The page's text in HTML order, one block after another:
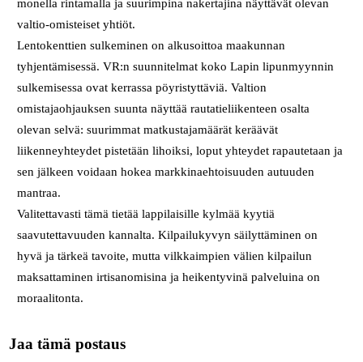
monella rintamalla ja suurimpina nakertajina näyttävät olevan
valtio-omisteiset yhtiöt.
Lentokenttien sulkeminen on alkusoittoa maakunnan
tyhjentämisessä. VR:n suunnitelmat koko Lapin lipunmyynnin
sulkemisessa ovat kerrassa pöyristyttäviä. Valtion
omistajaohjauksen suunta näyttää rautatieliikenteen osalta
olevan selvä: suurimmat matkustajamäärät keräävät
liikenneyhteydet pistetään lihoiksi, loput yhteydet rapautetaan ja
sen jälkeen voidaan hokea markkinaehtoisuuden autuuden
mantraa.
Valitettavasti tämä tietää lappilaisille kylmää kyytiä
saavutettavuuden kannalta. Kilpailukyvyn säilyttäminen on
hyvä ja tärkeä tavoite, mutta vilkkaimpien välien kilpailun
maksattaminen irtisanomisina ja heikentyvinä palveluina on
moraalitonta.
Jaa tämä postaus